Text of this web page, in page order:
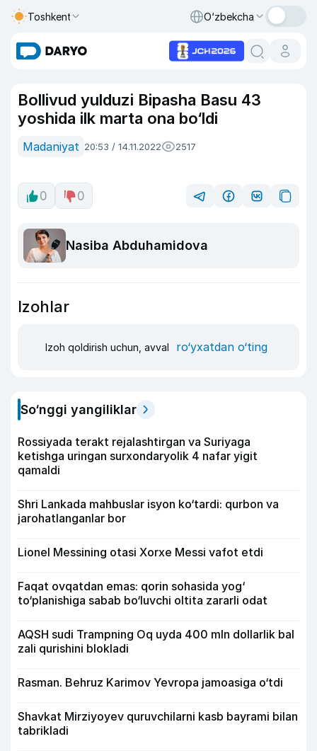
Toshkent O‘zbekcha
Bollivud yulduzi Bipasha Basu 43
yoshida ilk marta ona bo‘ldi
Madaniyat 20:53 / 14.11.2022 2517
0 0
Nasiba Abduhamidova
Izohlar
Izoh qoldirish uchun, avval ro‘yxatdan o‘ting
So‘nggi yangiliklar
Rossiyada terakt rejalashtirgan va Suriyaga
ketishga uringan surxondaryolik 4 nafar yigit
qamaldi
Shri Lankada mahbuslar isyon ko‘tardi: qurbon va
jarohatlanganlar bor
Lionel Messining otasi Xorxe Messi vafot etdi
Faqat ovqatdan emas: qorin sohasida yog‘
to‘planishiga sabab bo‘luvchi oltita zararli odat
AQSH sudi Trampning Oq uyda 400 mln dollarlik bal
zali qurishini blokladi
Rasman. Behruz Karimov Yevropa jamoasiga o‘tdi
Shavkat Mirziyoyev quruvchilarni kasb bayrami bilan
tabrikladi